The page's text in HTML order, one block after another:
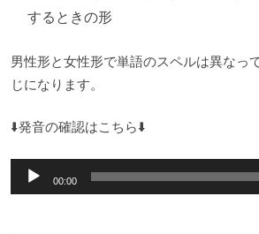
するときの形
男性形と女性形で単語のスペルは異なっ
じになります。
⬇️発音の確認はこちら⬇️
声
00:00